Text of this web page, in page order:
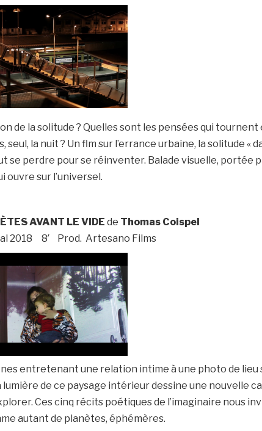
de la solitude ? Quelles sont les pensées qui
seul, la nuit ? Un flm sur l’errance urbaine, la solitude «
se perdre pour se réinventer. Balade visuelle, portée
ouvre sur l’universel.
AVANT LE VIDE de Thomas Coispel
2018 8′ Prod. Artesano Films
entretenant une relation intime à une photo de lieu
lumière de ce paysage intérieur dessine une nouvelle
Ces cinq récits poétiques de l’imaginaire nous
autant de planètes, éphémères.